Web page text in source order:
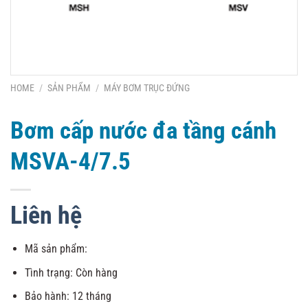
HOME / SẢN PHẨM / MÁY BƠM TRỤC ĐỨNG
Bơm cấp nước đa tầng cánh
MSVA-4/7.5
Liên hệ
Mã sản phẩm:
Tình trạng: Còn hàng
Bảo hành: 12 tháng